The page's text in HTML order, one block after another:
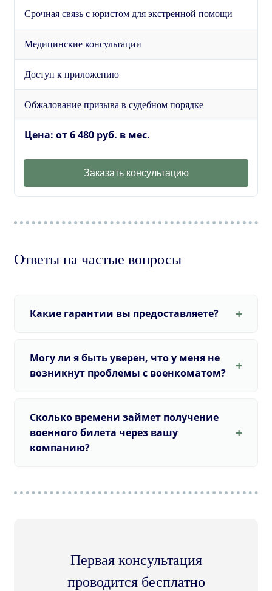
Срочная связь с юристом для экстренной помощи
Медицинские консультации
Доступ к приложению
Обжалование призыва в судебном порядке
Цена: от 6 480 руб. в мес.
Заказать консультацию
Ответы на частые вопросы
Какие гарантии вы предоставляете?
Могу ли я быть уверен, что у меня не
возникнут проблемы с военкоматом?
Сколько времени займет получение
военного билета через вашу
компанию?
Первая консультация
проводится бесплатно